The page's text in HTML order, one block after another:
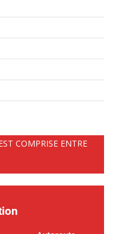
COMPRISE ENTRE